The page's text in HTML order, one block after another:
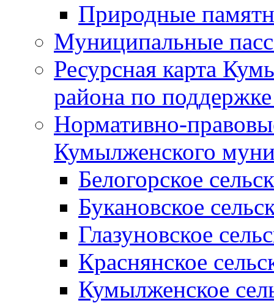
Природные
Муниципальные
Ресурсная карта
района по
Нормативно-
Кумылженского
Белогорское
Букановское
Глазуновское
Краснянское
Кумылженское